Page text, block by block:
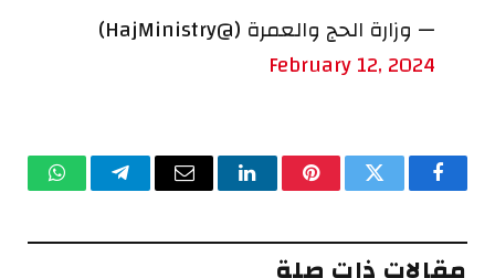
— وزارة الحج والعمرة (@HajMinistry)
February 12, 2024
فيسبوكتويتر بينتيريستلينكدإنالبريد تيلقرام